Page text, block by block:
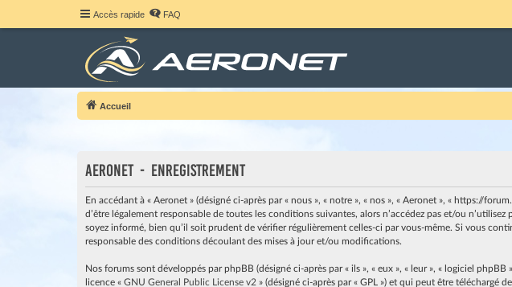
Accès rapide FAQ
Accueil
Aeronet - Enregistrement
En accédant à « Aeronet » (désigné ci-après par « nous », « notre », « nos », « Aeronet », « https://
d’être légalement responsable de toutes les conditions suivantes, alors n’accédez pas et/ou
soyez informé, bien qu’il soit prudent de vérifier régulièrement celles-ci par vous-même. Si vous
responsable des conditions découlant des mises à jour et/ou modifications.
Nos forums sont développés par phpBB (désigné ci-après par « ils », « eux », « leur », « logiciel
licence « GNU General Public License v2 » (désigné ci-après par « GPL ») et qui peut être téléchargé